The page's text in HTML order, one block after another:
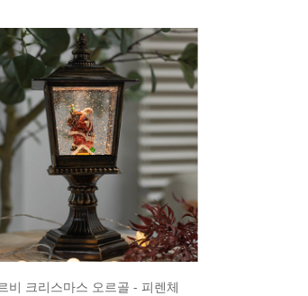
비 크리스마스 오르골 - 피렌체